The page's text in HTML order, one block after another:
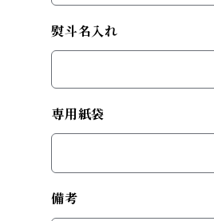
熨斗名入れ
専用紙袋
備考